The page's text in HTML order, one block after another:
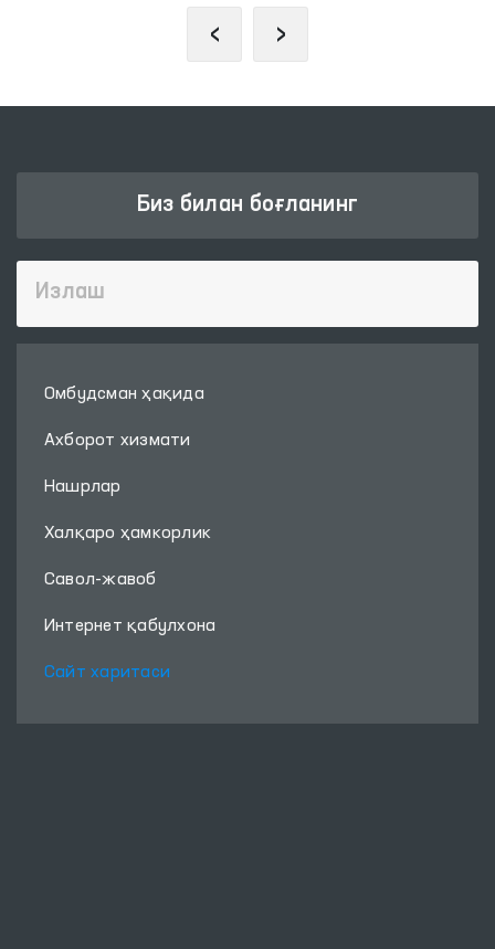
‹ ›
Биз билан боғланинг
Омбудсман ҳақида
Ахборот хизмати
Нашрлар
Халқаро ҳамкорлик
Савол-жавоб
Интернет қабулхона
Сайт харитаси